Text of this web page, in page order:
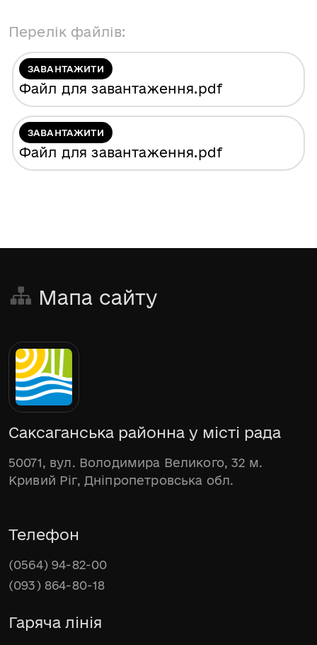
Перелік файлів:
ЗАВАНТАЖИТИ
Файл для завантаження.pdf
ЗАВАНТАЖИТИ
Файл для завантаження.pdf
Мапа сайту
Саксаганська районна у місті рада
50071, вул. Володимира Великого, 32 м.
Кривий Ріг, Дніпропетровська обл.
Телефон
(0564) 94-82-00
(093) 864-80-18
Гаряча лінія